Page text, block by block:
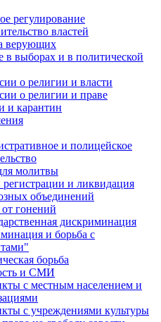
регулирование
властей
верующих
в выборах и в политической
о религии и власти
о религии и праве
и карантин
и полицейское
молитвы
регистрации и ликвидация
объединений
гонений
дискриминация
и борьба с
борьба
и СМИ
с местным населением и
с учреждениями культуры